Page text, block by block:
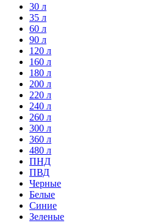
30 л
35 л
60 л
90 л
120 л
160 л
180 л
200 л
220 л
240 л
260 л
300 л
360 л
480 л
ПНД
ПВД
Черные
Белые
Синие
Зеленые